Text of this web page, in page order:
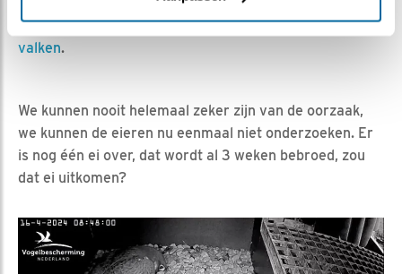
eens achter een derde aan gegaan. Zie ook blogBoze
valken.
We kunnen nooit helemaal zeker zijn van de oorzaak,
we kunnen de eieren nu eenmaal niet onderzoeken. Er
is nog één ei over, dat wordt al 3 weken bebroed, zou
dat ei uitkomen?